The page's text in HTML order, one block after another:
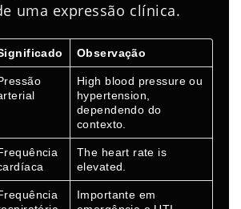
uma expressão clínica.
Observação
High blood pressure ou
hypertension,
dependendo do
contexto.
The heart rate is
elevated.
Importante em